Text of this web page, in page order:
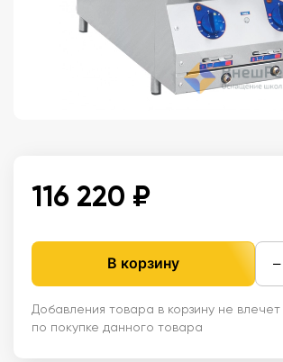
116 220 ₽
В корзину −
Добавления товара в корзину не влечет
по покупке данного товара